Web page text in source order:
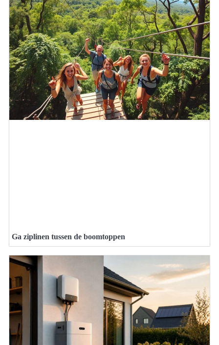
Ga ziplinen tussen de boomtoppen